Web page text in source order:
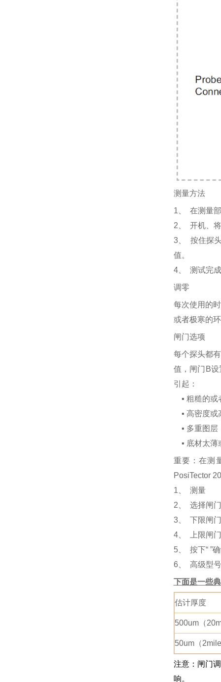
测量方法
1、 在测量
2、 开机、
3、 按住探
值。
4、 测试完
调零
每次使用的
或者极寒的
闸门选项
每个探头都
值，闸门B
引起：
▪ 粗糙的或
▪ 高密度或
▪ 多重图层
▪ 底材太薄
重要：在测
PosiTector
1、 测量
2、 选择闸
3、 下限闸
4、 上限闸
5、 按下“ ”
6、 高级型
下面是一些
估计厚度
500um（
50um（
注意：闸门
响。